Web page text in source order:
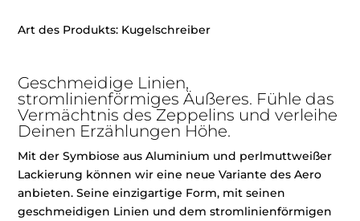
Art des Produkts: Kugelschreiber
Geschmeidige Linien,
stromlinienförmiges Äußeres. Fühle das
Vermächtnis des Zeppelins und verleihe
Deinen Erzählungen Höhe.
Mit der Symbiose aus Aluminium und perlmuttweißer
Lackierung können wir eine neue Variante des Aero
anbieten. Seine einzigartige Form, mit seinen
geschmeidigen Linien und dem stromlinienförmigen